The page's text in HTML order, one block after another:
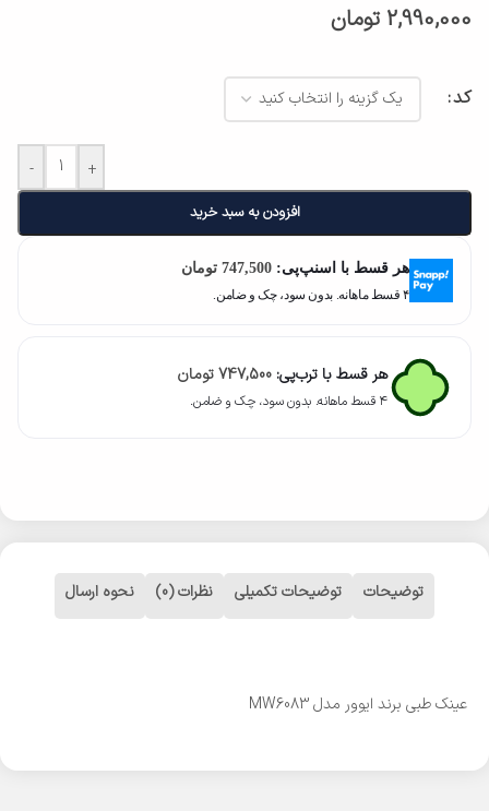
2,990,000 تومان
کد
- +
افزودن به سبد خرید
هر قسط با اسنپ‌پی: 747,500 تومان
۴ قسط ماهانه. بدون سود، چک و ضامن.
هر قسط با ترب‌پی: 747,500تومان
۴ قسط ماهانه. بدون سود، چک و ضامن.
توضیحات توضیحات تکمیلی نظرات (0) نحوه ارسال
عینک طبی برند ایوور مدل MW6083